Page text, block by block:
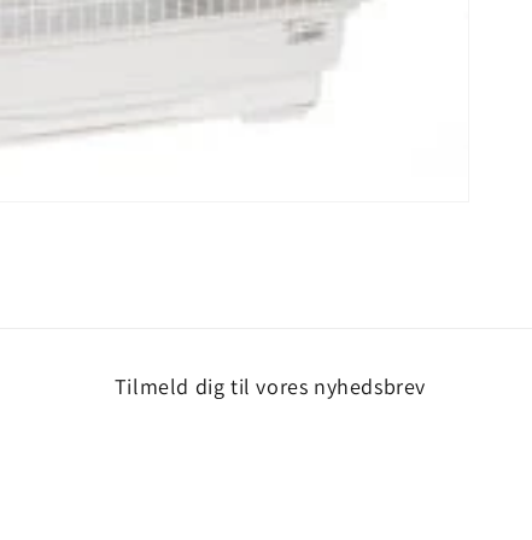
Tilmeld dig til vores nyhedsbrev